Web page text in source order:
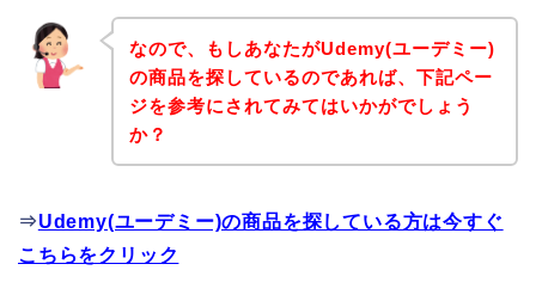
なので、もしあなたがUdemy(ユーデミー)
の商品を探しているのであれば、下記ペー
ジを参考にされてみてはいかがでしょう
か？
⇒Udemy(ユーデミー)の商品を探している方は今すぐ
こちらをクリック